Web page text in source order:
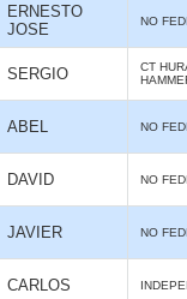
ERNESTO
JOSE
NO
SERGIO
CT
ABEL NO
DAVID NO
JAVIER NO
CARLOS